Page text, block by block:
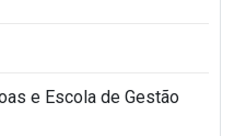
e Escola de Gestão